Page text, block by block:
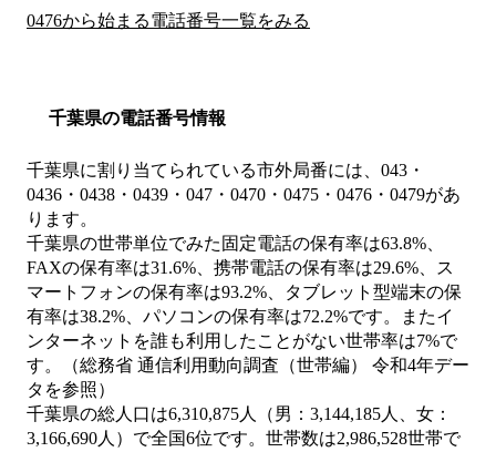
0476から始まる電話番号一覧をみる
千葉県の電話番号情報
千葉県に割り当てられている市外局番には、043・
0436・0438・0439・047・0470・0475・0476・0479があ
ります。
千葉県の世帯単位でみた固定電話の保有率は63.8%、
FAXの保有率は31.6%、携帯電話の保有率は29.6%、ス
マートフォンの保有率は93.2%、タブレット型端末の保
有率は38.2%、パソコンの保有率は72.2%です。またイ
ンターネットを誰も利用したことがない世帯率は7%で
す。（総務省 通信利用動向調査（世帯編） 令和4年デー
タを参照）
千葉県の総人口は6,310,875人（男：3,144,185人、女：
3,166,690人）で全国6位です。世帯数は2,986,528世帯で